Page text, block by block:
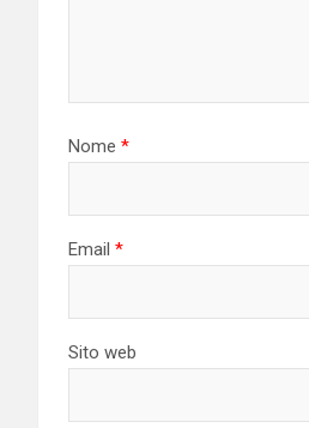
Nome *
Email *
Sito web